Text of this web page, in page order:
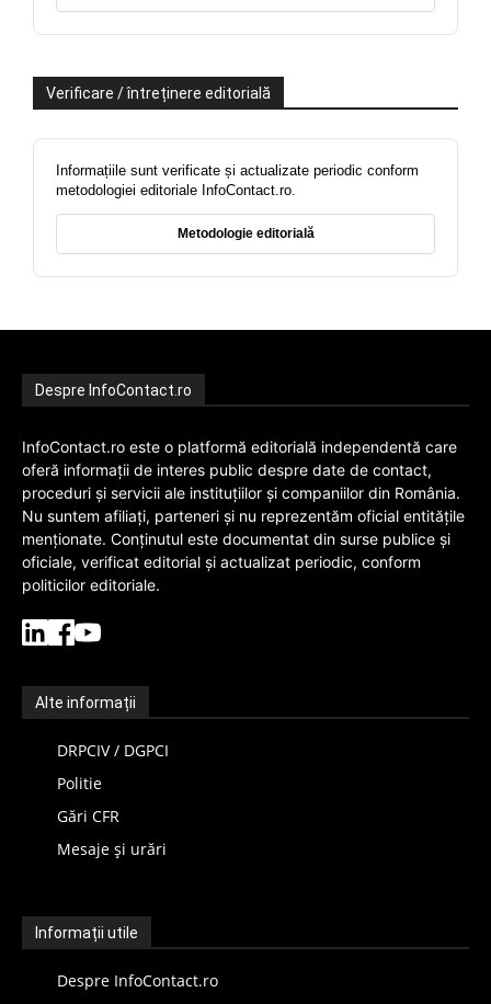
Verificare / întreținere editorială
Informațiile sunt verificate și actualizate periodic conform
metodologiei editoriale InfoContact.ro.
Metodologie editorială
Despre InfoContact.ro
InfoContact.ro este o platformă editorială independentă care
oferă informații de interes public despre date de contact,
proceduri și servicii ale instituțiilor și companiilor din România.
Nu suntem afiliați, parteneri și nu reprezentăm oficial entitățile
menționate. Conținutul este documentat din surse publice și
oficiale, verificat editorial și actualizat periodic, conform
politicilor editoriale.
Alte informații
DRPCIV / DGPCI
Politie
Gări CFR
Mesaje și urări
Informații utile
Despre InfoContact.ro